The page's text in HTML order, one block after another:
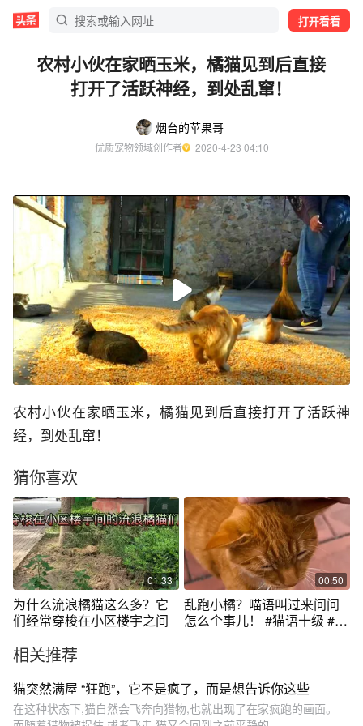
打开看看
农村小伙在家晒玉米，橘猫见到后直接
打开了活跃神经，到处乱窜！
烟台的苹果哥
优质宠物领域创作者
  2020-4-23 04:10
农村小伙在家晒玉米，橘猫见到后直接打开了活跃神
经，到处乱窜！
猜你喜欢
01:33
为什么流浪橘猫这么多？它
们经常穿梭在小区楼宇之间
00:50
乱跑小橘？喵语叫过来问问
怎么个事儿！ #猫语十级 #猫
相关推荐
猫突然满屋 “狂跑”，它不是疯了，而是想告诉你这些
在这种状态下,猫自然会飞奔向猎物,也就出现了在家疯跑的画面。